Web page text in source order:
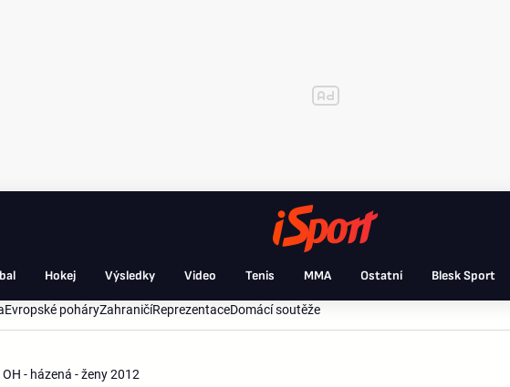
Hokej Výsledky Video Tenis MMA Ostatní Blesk Sport
Evropské poháryZahraničíReprezentaceDomácí soutěže
- házená - ženy 2012